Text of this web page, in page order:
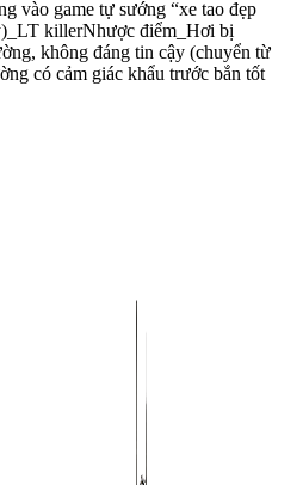
vào game tự sướng “xe tao đẹp
killerNhược điểm_Hơi bị
không đáng tin cậy (chuyển từ
có cảm giác khẩu trước bắn tốt